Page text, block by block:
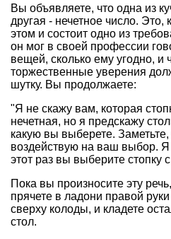
Вы объявляете, что одна из
другая - нечетное число. Это,
этом и состоит одно из
он мог в своей профессии
вещей, сколько ему угодно, и
торжественные уверения
шутку. Вы продолжаете:
"Я не скажу вам, которая
нечетная, но я предскажу
какую вы выберете.
воздействую на ваш выбор. Я
этот раз вы выберите стопку
Пока вы произносите эту
прячете в ладони правой
сверху колоды, и кладете
стол.